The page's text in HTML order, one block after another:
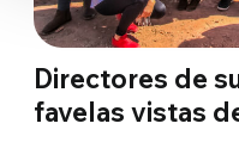
Directores de
favelas vistas